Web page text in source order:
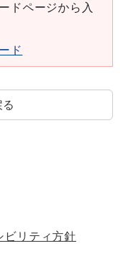
ドページから入
ド
ビリティ方針